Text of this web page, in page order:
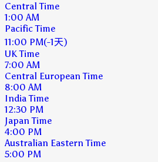
Central Time
1:00 AM
Pacific Time
11:00 PM(-1天)
UK Time
7:00 AM
Central European Time
8:00 AM
India Time
12:30 PM
Japan Time
4:00 PM
Australian Eastern Time
5:00 PM